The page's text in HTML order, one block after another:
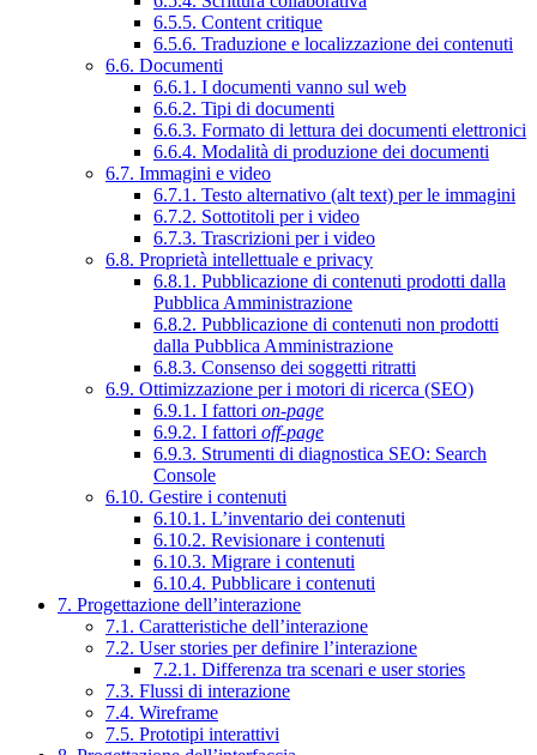
6.5.5. Content critique
6.5.6. Traduzione e localizzazione dei contenuti
6.6. Documenti
6.6.1. I documenti vanno sul web
6.6.2. Tipi di documenti
6.6.3. Formato di lettura dei documenti elettronici
6.6.4. Modalità di produzione dei documenti
6.7. Immagini e video
6.7.1. Testo alternativo (alt text) per le immagini
6.7.2. Sottotitoli per i video
6.7.3. Trascrizioni per i video
6.8. Proprietà intellettuale e privacy
6.8.1. Pubblicazione di contenuti prodotti dalla
Pubblica Amministrazione
6.8.2. Pubblicazione di contenuti non prodotti
dalla Pubblica Amministrazione
6.8.3. Consenso dei soggetti ritratti
6.9. Ottimizzazione per i motori di ricerca (SEO)
6.9.1. I fattori on-page
6.9.2. I fattori off-page
6.9.3. Strumenti di diagnostica SEO: Search
Console
6.10. Gestire i contenuti
6.10.1. L’inventario dei contenuti
6.10.2. Revisionare i contenuti
6.10.3. Migrare i contenuti
6.10.4. Pubblicare i contenuti
7. Progettazione dell’interazione
7.1. Caratteristiche dell’interazione
7.2. User stories per definire l’interazione
7.2.1. Differenza tra scenari e user stories
7.3. Flussi di interazione
7.4. Wireframe
7.5. Prototipi interattivi